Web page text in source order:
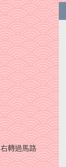
轉過馬路